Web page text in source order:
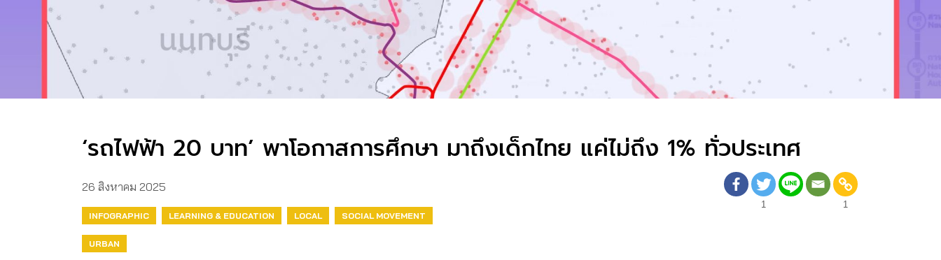
‘รถไฟฟ้า 20 บาท’ พาโอกาสการศึกษา มาถึงเด็กไทย แค่ไม่ถึง 1% ทั่วประเทศ
26 สิงหาคม 2025
INFOGRAPHIC LEARNING & EDUCATION LOCAL SOCIAL MOVEMENT
URBAN
1 1